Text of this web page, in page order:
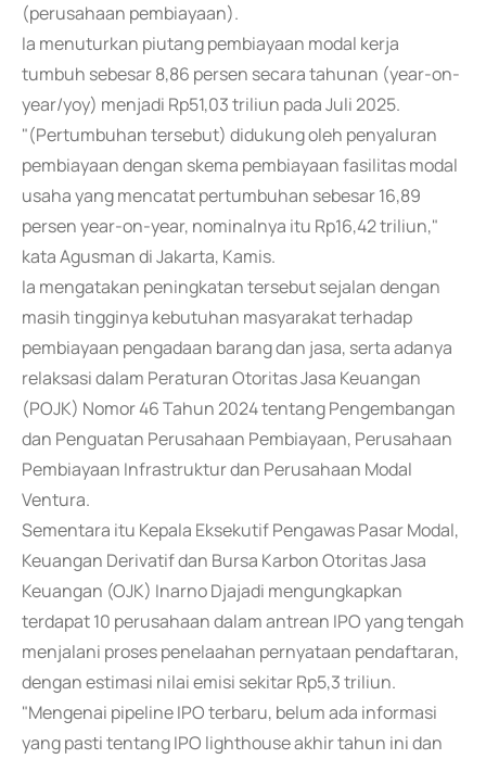
(perusahaan pembiayaan).
Ia menuturkan piutang pembiayaan modal kerja
tumbuh sebesar 8,86 persen secara tahunan (year-on-
year/yoy) menjadi Rp51,03 triliun pada Juli 2025.
"(Pertumbuhan tersebut) didukung oleh penyaluran
pembiayaan dengan skema pembiayaan fasilitas modal
usaha yang mencatat pertumbuhan sebesar 16,89
persen year-on-year, nominalnya itu Rp16,42 triliun,"
kata Agusman di Jakarta, Kamis.
Ia mengatakan peningkatan tersebut sejalan dengan
masih tingginya kebutuhan masyarakat terhadap
pembiayaan pengadaan barang dan jasa, serta adanya
relaksasi dalam Peraturan Otoritas Jasa Keuangan
(POJK) Nomor 46 Tahun 2024 tentang Pengembangan
dan Penguatan Perusahaan Pembiayaan, Perusahaan
Pembiayaan Infrastruktur dan Perusahaan Modal
Ventura.
Sementara itu Kepala Eksekutif Pengawas Pasar Modal,
Keuangan Derivatif dan Bursa Karbon Otoritas Jasa
Keuangan (OJK) Inarno Djajadi mengungkapkan
terdapat 10 perusahaan dalam antrean IPO yang tengah
menjalani proses penelaahan pernyataan pendaftaran,
dengan estimasi nilai emisi sekitar Rp5,3 triliun.
"Mengenai pipeline IPO terbaru, belum ada informasi
yang pasti tentang IPO lighthouse akhir tahun ini dan